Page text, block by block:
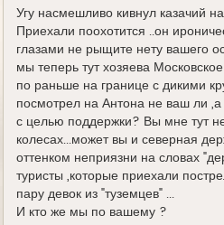
Угу насмешливо кивнул казачий
Приехали поохотится ..он
глазами не рыщите нету вашего
мы теперь тут хозяева
по раньше на границе с дикими
посмотрел на Антона не ваш ли
с целью поддержки? Вы мне тут
колесах...может вы и северная
оттенком неприязни на словах
туристы ,которые приехали
пару девок из "туземцев" ...
И кто же мы по вашему ?